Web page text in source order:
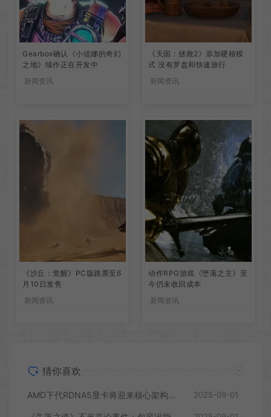
Gearbox确认《小缇娜的奇幻
之地》续作正在开发中
新闻资讯
《天国：拯救2》添加硬核模
式 没有罗盘和快速旅行
新闻资讯
《沙丘：觉醒》PC版跳票至6
月10日发售
新闻资讯
动作RPG游戏《堕落之主》至
今仍未收回成本
新闻资讯
猜你喜欢
AMD下代RDNA5显卡将迎来核心架构大幅升级 2025-09-01